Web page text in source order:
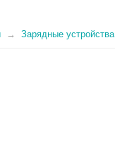
Зарядные устройства